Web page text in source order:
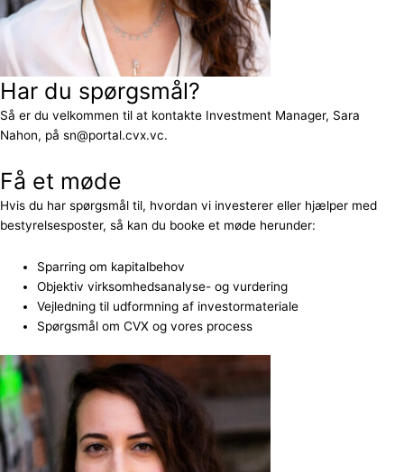
Har du spørgsmål?
Så er du velkommen til at kontakte Investment Manager, Sara
Nahon, på sn@portal.cvx.vc.
Få et møde
Hvis du har spørgsmål til, hvordan vi investerer eller hjælper med
bestyrelsesposter, så kan du booke et møde herunder:
Sparring om kapitalbehov
Objektiv virksomhedsanalyse- og vurdering
Vejledning til udformning af investormateriale
Spørgsmål om CVX og vores process